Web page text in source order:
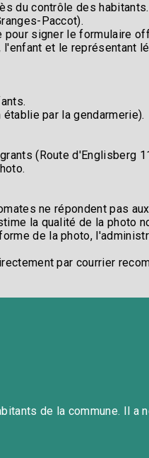
du contrôle des
Paccot).​
signer le formulaire
et le représentant
par la gendarmerie).​
(Route d'Englisberg
ne répondent pas
la qualité de la photo
de la photo,
par courrier
de la commune. Il